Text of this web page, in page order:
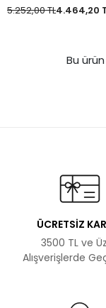
5.252,00 TL4.464,20
Bu
ÜCRETSİZ
3500 TL ve
Alışverişlerde